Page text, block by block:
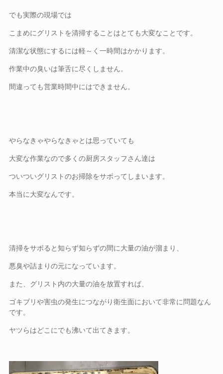
でも実際の現場では
こまめにグリストを清掃することはとても大変なことです。
清潔な状態にするには軽～く一時間はかかります。
作業中の臭いは筆舌に尽くしません。
間違っても営業時間中にはできません。
やらなきゃやらなきゃとは思っていても
大変な作業なので多くの厨房スタッフさん達は
ついついグリストのお掃除をサボってしまいます。
本当に大変なんです。
清掃をサボると知らず知らずの間に大量の油が溜まり、
悪臭や詰まりの元になっています。
また、グリスト内の大量の油を放置すれば、
ゴキブリや害虫の発生につながり衛生面において非常に問題なん
です。
ヤツらはどこにでも沸いて出てきます。